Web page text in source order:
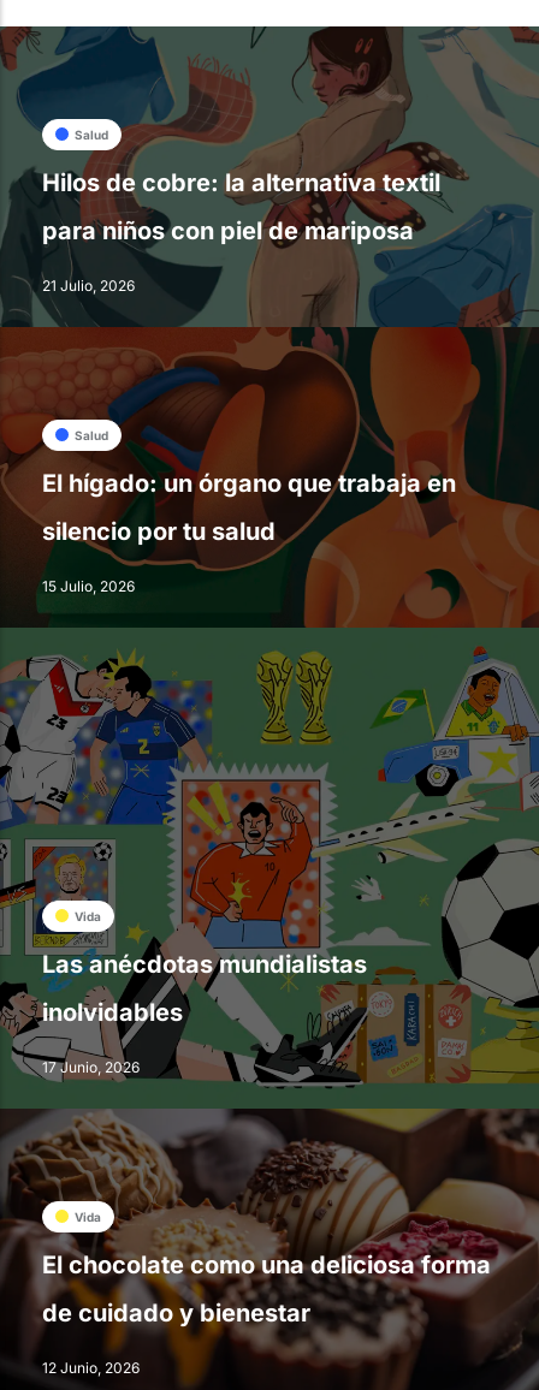
Salud
Hilos de cobre: la alternativa textil
para niños con piel de mariposa
21 Julio, 2026
Salud
El hígado: un órgano que trabaja en
silencio por tu salud
15 Julio, 2026
Vida
Las anécdotas mundialistas
inolvidables
17 Junio, 2026
Vida
El chocolate como una deliciosa forma
de cuidado y bienestar
12 Junio, 2026